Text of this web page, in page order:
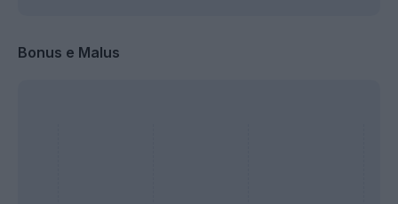
Bonus e Malus